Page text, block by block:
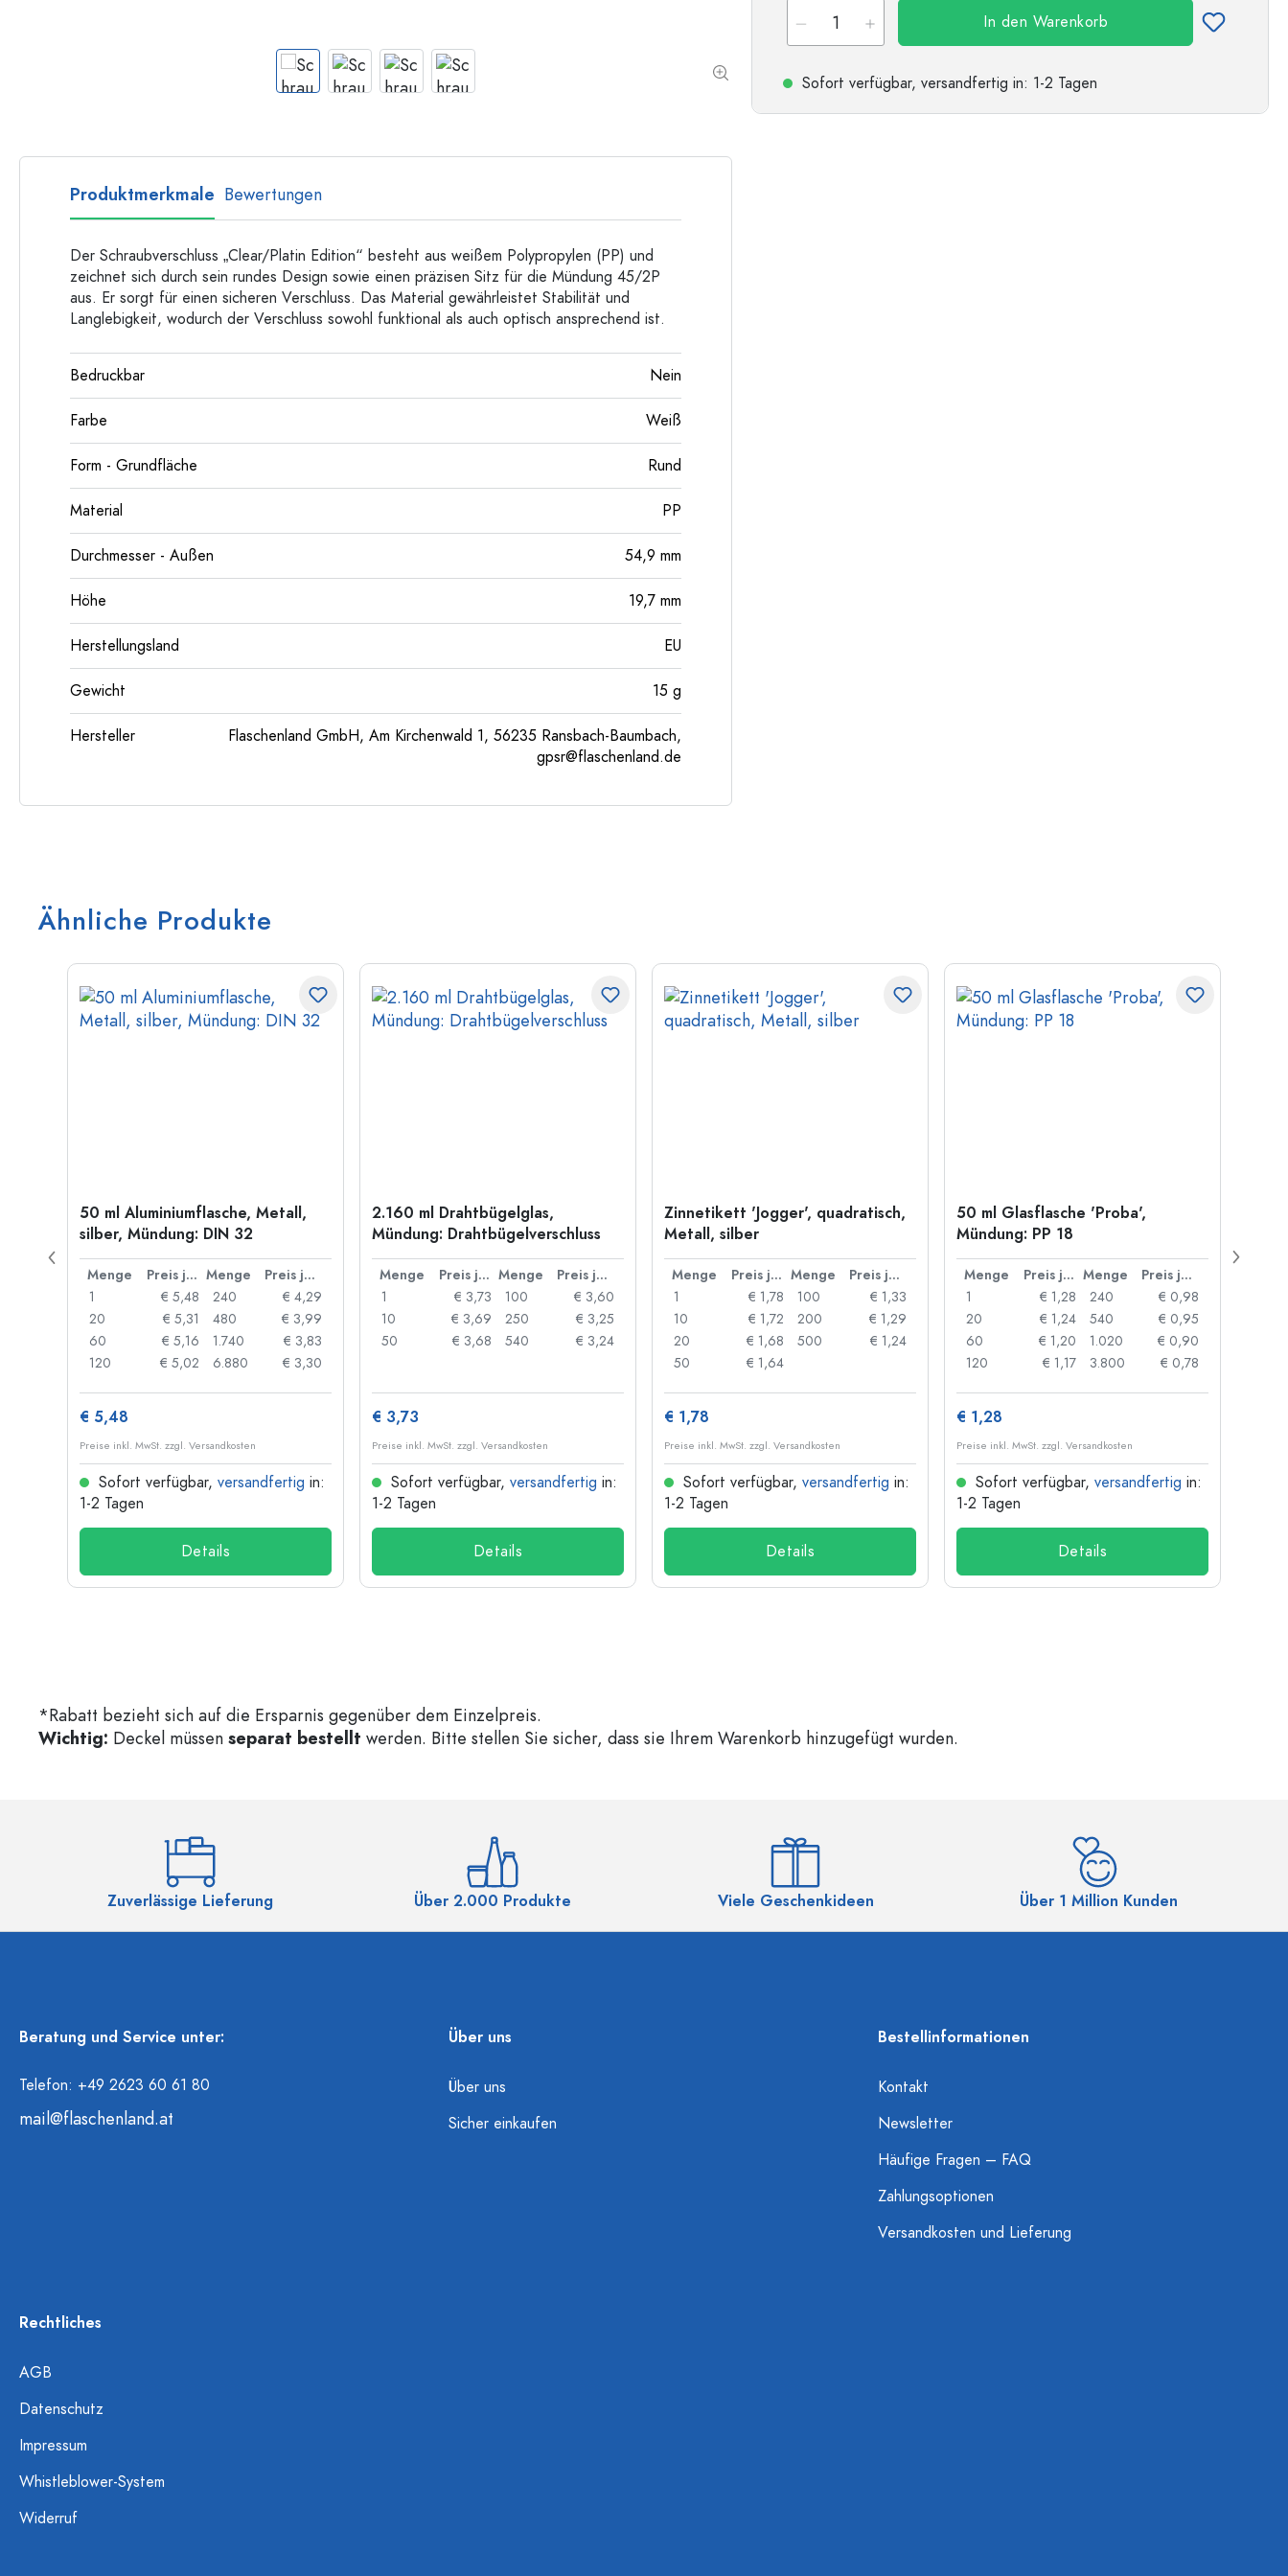
Flaschen nach Material
In den Warenkorb
Sofort verfügbar, versandfertig in: 1-2 Tagen
Produktmerkmale Bewertungen
Der Schraubverschluss „Clear/Platin Edition“ besteht aus weißem Polypropylen (PP) und
zeichnet sich durch sein rundes Design sowie einen präzisen Sitz für die Mündung 45/2P
aus. Er sorgt für einen sicheren Verschluss. Das Material gewährleistet Stabilität und
Langlebigkeit, wodurch der Verschluss sowohl funktional als auch optisch ansprechend ist.
Bedruckbar Nein
Farbe Weiß
Form - Grundfläche Rund
Material PP
Durchmesser - Außen 54,9 mm
Höhe 19,7 mm
Herstellungsland EU
Gewicht 15 g
Hersteller
Flaschenland GmbH, Am Kirchenwald 1, 56235 Ransbach-Baumbach,
gpsr@flaschenland.de
Ähnliche Produkte
50 ml Aluminiumflasche, Metall,
silber, Mündung: DIN 32
Menge Preis je Stück Menge
Preis je Stück
1
€ 5,48
20
€ 5,31
60
€ 5,16
120
€ 5,02
240
€ 4,29
480
€ 3,99
1.740
€ 3,83
6.880
€ 3,30
€ 5,48
Preise inkl. MwSt. zzgl. Versandkosten
Sofort verfügbar, versandfertig in:
1-2 Tagen
Details
2.160 ml Drahtbügelglas,
Mündung: Drahtbügelverschluss
Menge Preis je Stück Menge
Preis je Stück
1
€ 3,73
10
€ 3,69
50
€ 3,68
100
€ 3,60
250
€ 3,25
540
€ 3,24
€ 3,73
Preise inkl. MwSt. zzgl. Versandkosten
Sofort verfügbar, versandfertig in:
1-2 Tagen
Details
Zinnetikett 'Jogger', quadratisch,
Metall, silber
Menge Preis je Stück Menge
Preis je Stück
1
€ 1,78
10
€ 1,72
20
€ 1,68
50
€ 1,64
100
€ 1,33
200
€ 1,29
500
€ 1,24
€ 1,78
Preise inkl. MwSt. zzgl. Versandkosten
Sofort verfügbar, versandfertig in:
1-2 Tagen
Details
50 ml Glasflasche 'Proba',
Mündung: PP 18
Menge Preis je Stück Menge
Preis je Stück
1
€ 1,28
20
€ 1,24
60
€ 1,20
120
€ 1,17
240
€ 0,98
540
€ 0,95
1.020
€ 0,90
3.800
€ 0,78
€ 1,28
Preise inkl. MwSt. zzgl. Versandkosten
Sofort verfügbar, versandfertig in:
1-2 Tagen
Details
*Rabatt bezieht sich auf die Ersparnis gegenüber dem Einzelpreis.
Wichtig: Deckel müssen separat bestellt werden. Bitte stellen Sie sicher, dass sie Ihrem Warenkorb hinzugefügt wurden.
Zuverlässige Lieferung Über 2.000 Produkte Viele Geschenkideen Über 1 Million Kunden
Beratung und Service unter:
Telefon: +49 2623 60 61 80
mail@flaschenland.at
Über uns
Über uns
Sicher einkaufen
Bestellinformationen
Kontakt
Newsletter
Häufige Fragen – FAQ
Zahlungsoptionen
Versandkosten und Lieferung
Rechtliches
AGB
Datenschutz
Impressum
Whistleblower-System
Widerruf